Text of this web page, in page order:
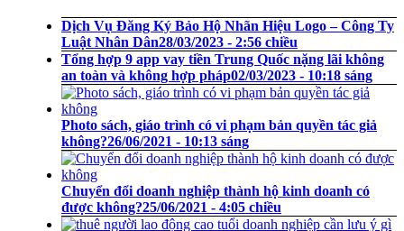
Dịch Vụ Đăng Ký Bảo Hộ Nhãn Hiệu Logo – Công Ty
Luật Nhân Dân28/03/2023 - 2:56 chiều
Tổng hợp 9 app vay tiền Trung Quốc nặng lãi không
an toàn và không hợp pháp02/03/2023 - 10:18 sáng
Photo sách, giáo trình có vi phạm bản quyền tác giả
không?26/06/2021 - 10:13 sáng
Chuyển đổi doanh nghiệp thành hộ kinh doanh có
được không?25/06/2021 - 4:05 chiều